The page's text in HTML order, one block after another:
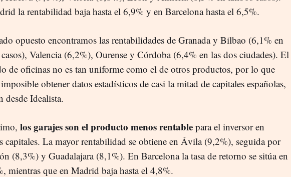
la rentabilidad baja hasta el 6,9% y en Barcelona hasta el 6,5%.
opuesto encontramos las rentabilidades de Granada y Bilbao (6,1% en
Valencia (6,2%), Ourense y Córdoba (6,4% en las dos ciudades). El
de oficinas no es tan uniforme como el de otros productos, por lo que
obtener datos estadísticos de casi la mitad de capitales españolas,
desde Idealista.
los garajes son el producto menos rentable para el inversor en
capitales. La mayor rentabilidad se obtiene en Ávila (9,2%), seguida por
(8,3%) y Guadalajara (8,1%). En Barcelona la tasa de retorno se sitúa en
mientras que en Madrid baja hasta el 4,8%.